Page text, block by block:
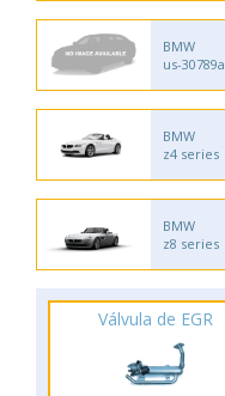
BMW
us-30789a
BMW
z4 series
BMW
z8 series
Válvula de EGR